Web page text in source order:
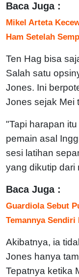
Baca Juga :
Mikel Arteta
Ham Setelah
Ten Hag bisa
Salah satu
Jones. Ini
Jones sejak Mei
"Tapi harapan
pemain asal
sesi latihan
yang dikutip dari
Baca Juga :
Guardiola Sebut
Temannya Sendiri
Akibatnya, ia
Jones hanya
Tepatnya ketika